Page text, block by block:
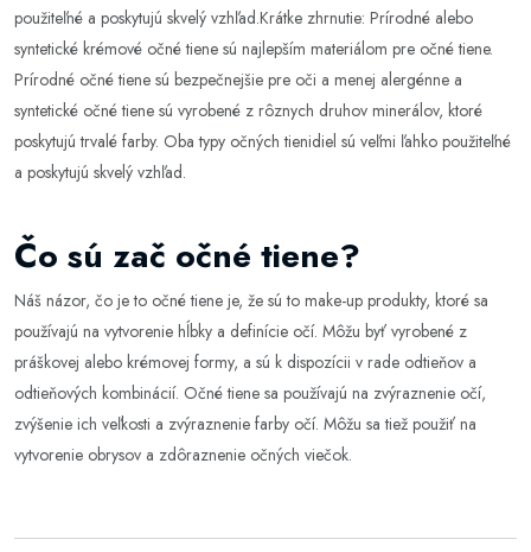
použiteľné a poskytujú skvelý vzhľad.Krátke zhrnutie: Prírodné alebo
syntetické krémové očné tiene sú najlepším materiálom pre očné tiene.
Prírodné očné tiene sú bezpečnejšie pre oči a menej alergénne a
syntetické očné tiene sú vyrobené z rôznych druhov minerálov, ktoré
poskytujú trvalé farby. Oba typy očných tienidiel sú veľmi ľahko použiteľné
a poskytujú skvelý vzhľad.
Čo sú zač očné tiene?
Náš názor, čo je to očné tiene je, že sú to make-up produkty, ktoré sa
používajú na vytvorenie hĺbky a definície očí. Môžu byť vyrobené z
práškovej alebo krémovej formy, a sú k dispozícii v rade odtieňov a
odtieňových kombinácií. Očné tiene sa používajú na zvýraznenie očí,
zvýšenie ich veľkosti a zvýraznenie farby očí. Môžu sa tiež použiť na
vytvorenie obrysov a zdôraznenie očných viečok.